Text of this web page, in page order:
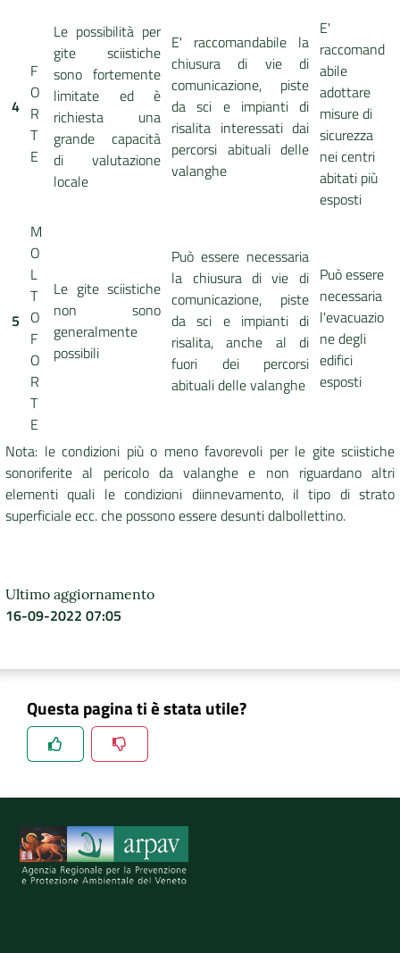
4
F
O
R
T
E
Le possibilità per
gite sciistiche
sono fortemente
limitate ed è
richiesta una
grande capacità
di valutazione
locale
E' raccomandabile la
chiusura di vie di
comunicazione, piste
da sci e impianti di
risalita interessati dai
percorsi abituali delle
valanghe
E'
raccomand
abile
adottare
misure di
sicurezza
nei centri
abitati più
esposti
5
M
O
L
T
O
F
O
R
T
E
Le gite sciistiche
non sono
generalmente
possibili
Può essere necessaria
la chiusura di vie di
comunicazione, piste
da sci e impianti di
risalita, anche al di
fuori dei percorsi
abituali delle valanghe
Può essere
necessaria
l'evacuazio
ne degli
edifici
esposti
Nota: le condizioni più o meno favorevoli per le gite sciistiche
sonoriferite al pericolo da valanghe e non riguardano altri
elementi quali le condizioni diinnevamento, iI tipo di strato
superficiale ecc. che possono essere desunti dalbollettino.
Ultimo aggiornamento
16-09-2022 07:05
Questa pagina ti è stata utile?
Spiegaci perchè, e aiutaci a migliorare il servizio